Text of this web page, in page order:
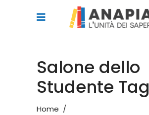
Salone dello
Studente Tag
Home /